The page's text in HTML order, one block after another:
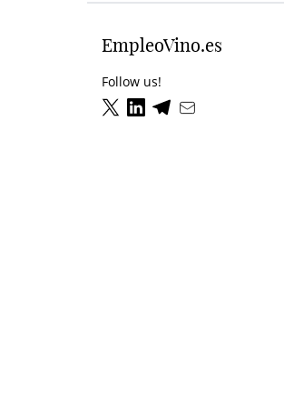
EmpleoVino.es
Follow us!